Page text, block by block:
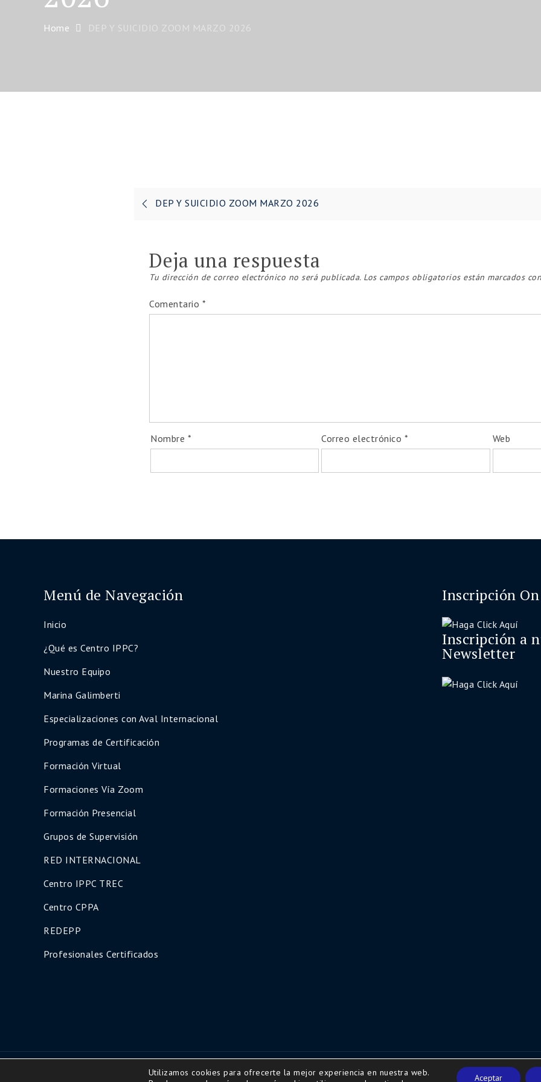
Home DEP Y SUICIDIO ZOOM MARZO 2026
Navegación
entradas
DEP Y SUICIDIO ZOOM MARZO 2026
Deja una respuesta
Tu dirección de correo electrónico no será publicada. Los campos obligatorios están marcados
Comentario *
Nombre * Correo electrónico * Web
Menú de Navegación
Inicio
¿Qué es Centro IPPC?
Nuestro Equipo
Marina Galimberti
Especializaciones con Aval Internacional
Programas de Certificación
Formación Virtual
Formaciones Vía Zoom
Formación Presencial
Grupos de Supervisión
RED INTERNACIONAL
Centro IPPC TREC
Centro CPPA
REDEPP
Profesionales Certificados
Inscripción
Inscripción a
Newsletter
Copyright © 2016 | All Rights Reserved-Diseño www.secretariaweb.com
Utilizamos cookies para ofrecerte la mejor experiencia en nuestra web.
Aceptar